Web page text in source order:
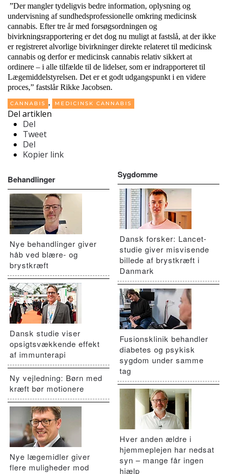
”Der mangler tydeligvis bedre information, oplysning og
undervisning af sundhedsprofessionelle omkring medicinsk
cannabis. Efter tre år med forsøgsordningen og
bivirkningsrapportering er det dog nu muligt at fastslå, at der ikke
er registreret alvorlige bivirkninger direkte relateret til medicinsk
cannabis og derfor er medicinsk cannabis relativ sikkert at
ordinere – i alle tilfælde til de lidelser, som er indrapporteret til
Lægemiddelstyrelsen. Det er et godt udgangspunkt i en videre
proces,” fastslår Rikke Jacobsen.
CANNABIS , MEDICINSK CANNABIS
Del artiklen
Del
Tweet
Del
Kopier link
Behandlinger
Nye behandlinger giver
håb ved blære- og
brystkræft
Dansk studie viser
opsigtsvækkende effekt
af immunterapi
Ny vejledning: Børn med
kræft bør motionere
Nye lægemidler giver
flere muligheder mod
Sygdomme
Dansk forsker: Lancet-
studie giver misvisende
billede af brystkræft i
Danmark
Fusionsklinik behandler
diabetes og psykisk
sygdom under samme
tag
Hver anden ældre i
hjemmeplejen har nedsat
syn – mange får ingen
hjælp